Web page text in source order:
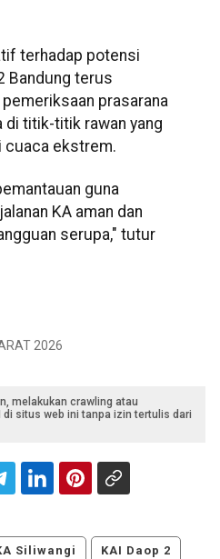
terhadap potensi
Bandung terus
prasarana
di titik-titik rawan yang
cuaca ekstrem.
guna
KA aman dan
serupa," tutur
2026
melakukan crawling atau
situs web ini tanpa izin tertulis dari
Siliwangi KAI Daop 2